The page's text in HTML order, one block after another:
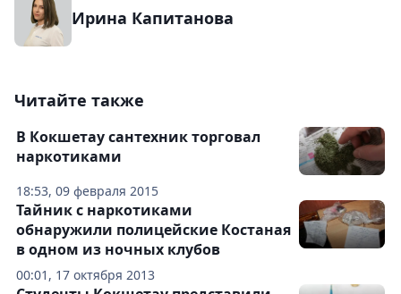
Ирина Капитанова
Читайте также
18:53, 09 февраля 2015
В Кокшетау сантехник торговал
наркотиками
00:01, 17 октября 2013
Тайник с наркотиками
обнаружили полицейские Костаная
в одном из ночных клубов